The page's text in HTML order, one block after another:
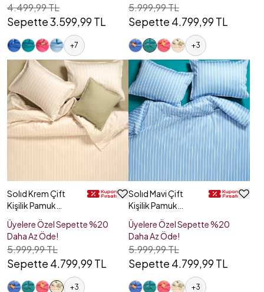
4.499,99 TL
Sepette 3.599,99 TL
+7
5.999,99 TL
Sepette 4.799,99 TL
+3
Solıd Krem Çift
Kişilik Pamuk
Saten Nevresim
Seti
Üyelere Özel Sepette %20
Daha Az Öde!
5.999,99 TL
Sepette 4.799,99 TL
+3
Solıd Mavi Çift
Kişilik Pamuk
Saten Nevresim
Seti
Üyelere Özel Sepette %20
Daha Az Öde!
5.999,99 TL
Sepette 4.799,99 TL
+3